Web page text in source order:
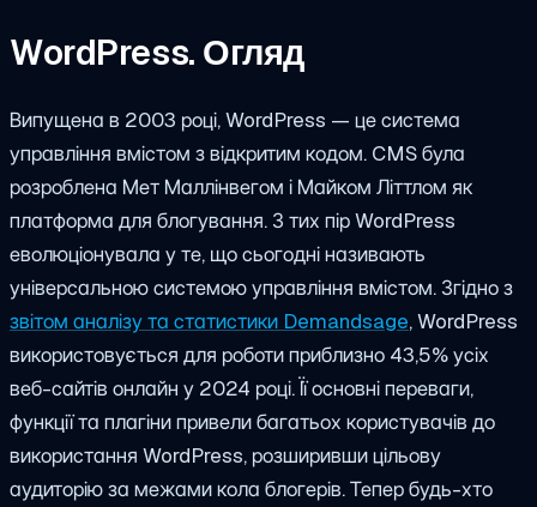
WordPress. Огляд
Випущена в 2003 році, WordPress — це система
управління вмістом з відкритим кодом. CMS була
розроблена Мет Маллінвегом і Майком Літтлом як
платформа для блогування. З тих пір WordPress
еволюціонувала у те, що сьогодні називають
універсальною системою управління вмістом. Згідно з
звітом аналізу та статистики Demandsage, WordPress
використовується для роботи приблизно 43,5% усіх
веб-сайтів онлайн у 2024 році. Її основні переваги,
функції та плагіни привели багатьох користувачів до
використання WordPress, розширивши цільову
аудиторію за межами кола блогерів. Тепер будь-хто